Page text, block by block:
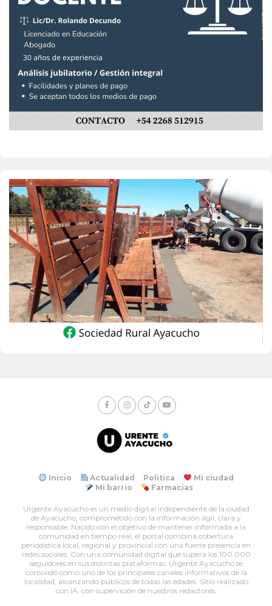
Inicio Actualidad Politica
Mi ciudad
Mi barrio
Farmacias
Urgente Ayacucho es un medio digital independiente de la ciudad
de Ayacucho, comprometido con la información ágil, clara y
responsable. Nacido con el objetivo de mantener informada a la
comunidad en tiempo real, el portal combina cobertura
periodística local, regional y provincial con una fuerte presencia en
redes sociales. Con una comunidad digital que supera los 100.000
seguidores en sus distintas plataformas, Urgente Ayacucho se
consolidó como uno de los principales canales informativos de la
localidad, alcanzando públicos de todas las edades. Sitio realizado
con IA, con supervición de nuestros redactores.